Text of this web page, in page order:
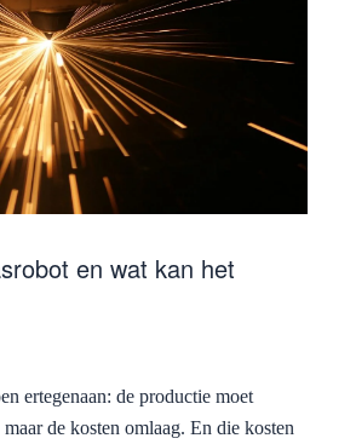
en wat kan het
ertegenaan: de productie moet
de kosten omlaag. En die kosten